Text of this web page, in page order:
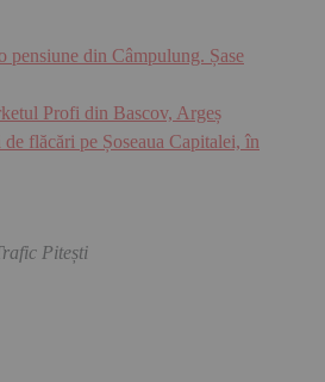
pensiune din Câmpulung. Șase
Profi din Bascov, Argeș
flăcări pe Șoseaua Capitalei, în
Pitești